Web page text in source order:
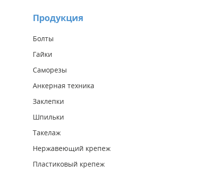
Продукция
Болты
Гайки
Саморезы
Анкерная техника
Заклепки
Шпильки
Такелаж
Нержавеющий крепеж
Пластиковый крепеж